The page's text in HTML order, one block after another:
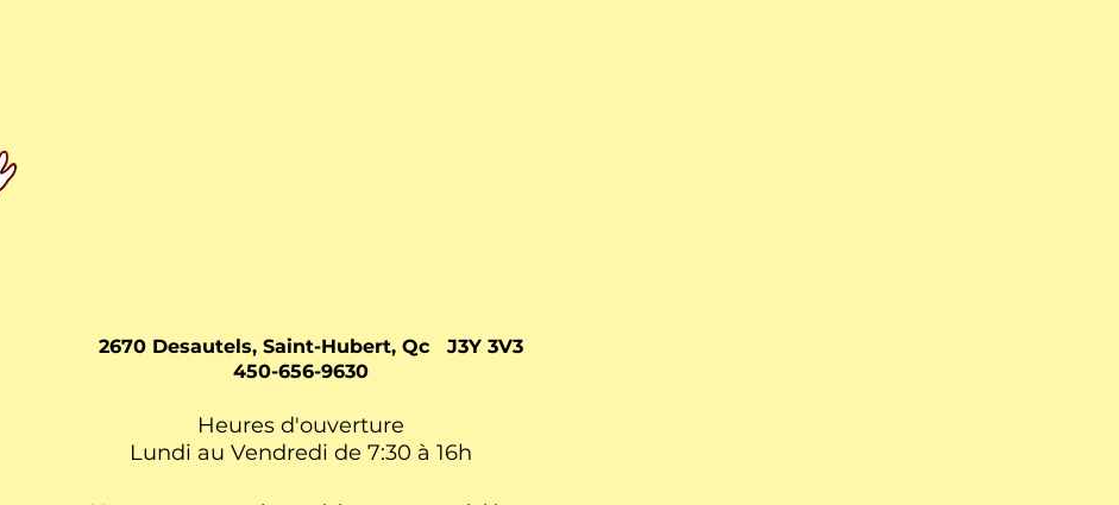
2670 Desautels, Saint-Hubert, Qc J3Y 3V3
450-656-9630
Heures d'ouverture
Lundi au Vendredi de 7:30 à 16h